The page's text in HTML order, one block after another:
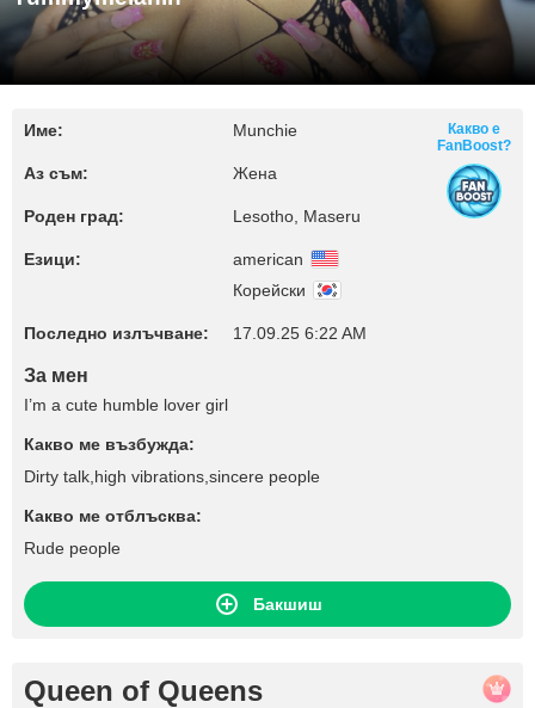
Име: Munchie
Аз съм: Жена
Роден град: Lesotho, Maseru
Езици:
american
Корейски
Последно излъчване: 17.09.25 6:22 AM
Какво е
FanBoost?
За мен
I’m a cute humble lover girl
Какво ме възбужда:
Dirty talk,high vibrations,sincere people
Какво ме отблъсква:
Rude people
Бакшиш
Queen of Queens